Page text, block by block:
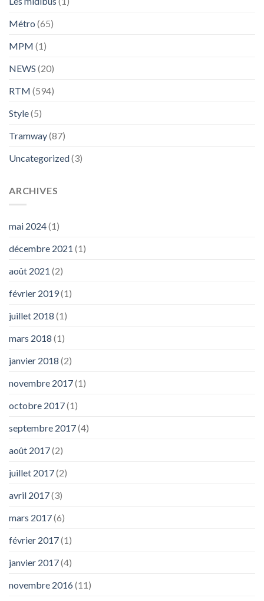
Métro (65)
MPM (1)
NEWS (20)
RTM (594)
Style(5)
Tramway(87)
Uncategorized(3)
ARCHIVES
mai 2024(1)
décembre 2021 (1)
août 2021 (2)
février 2019(1)
juillet 2018 (1)
mars 2018 (1)
janvier 2018 (2)
novembre 2017(1)
octobre 2017(1)
septembre 2017(4)
août 2017(2)
juillet 2017(2)
avril 2017(3)
mars 2017(6)
février 2017(1)
janvier 2017(4)
novembre 2016(11)